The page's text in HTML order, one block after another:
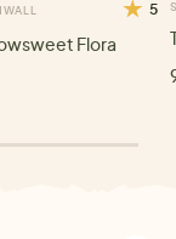
5
Flora